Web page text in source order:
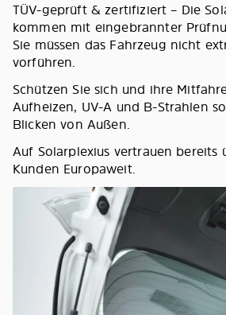
TÜV-geprüft & zertifiziert – Die
kommen mit eingebrannter
Sie müssen das Fahrzeug nicht
vorführen.
Schützen Sie sich und ihre
Aufheizen, UV-A und B-Strahlen
Blicken von Außen.
Auf Solarplexius vertrauen bereits
Kunden Europaweit.